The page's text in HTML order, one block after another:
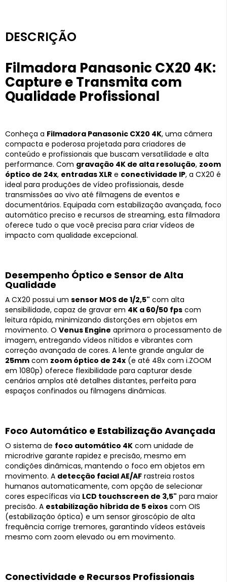
DESCRIÇÃO
Filmadora Panasonic CX20 4K:
Capture e Transmita com
Qualidade Profissional
Conheça a Filmadora Panasonic CX20 4K, uma câmera
compacta e poderosa projetada para criadores de
conteúdo e profissionais que buscam versatilidade e alta
performance. Com gravação 4K de alta resolução, zoom
óptico de 24x, entradas XLR e conectividade IP, a CX20 é
ideal para produções de vídeo profissionais, desde
transmissões ao vivo até filmagens de eventos e
documentários. Equipada com estabilização avançada, foco
automático preciso e recursos de streaming, esta filmadora
oferece tudo o que você precisa para criar vídeos de
impacto com qualidade excepcional.
Desempenho Óptico e Sensor de Alta
Qualidade
A CX20 possui um sensor MOS de 1/2,5" com alta
sensibilidade, capaz de gravar em 4K a 60/50 fps com
leitura rápida, minimizando distorções em objetos em
movimento. O Venus Engine aprimora o processamento de
imagem, entregando vídeos nítidos e vibrantes com
correção avançada de cores. A lente grande angular de
25mm com zoom óptico de 24x (e até 48x com i.ZOOM
em 1080p) oferece flexibilidade para capturar desde
cenários amplos até detalhes distantes, perfeita para
espaços confinados ou filmagens dinâmicas.
Foco Automático e Estabilização Avançada
O sistema de foco automático 4K com unidade de
microdrive garante rapidez e precisão, mesmo em
condições dinâmicas, mantendo o foco em objetos em
movimento. A detecção facial AE/AF rastreia rostos
humanos automaticamente, com opção de selecionar
cores específicas via LCD touchscreen de 3,5" para maior
precisão. A estabilização híbrida de 5 eixos com OIS
(estabilização óptica) e um sensor giroscópio de alta
frequência corrige tremores, garantindo vídeos estáveis
mesmo com zoom elevado ou em movimento.
Conectividade e Recursos Profissionais